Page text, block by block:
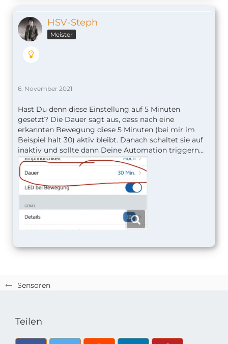
Sensoren
HSV-Steph
Meister
6. November 2021
Hast Du denn diese Einstellung auf 5 Minuten
gesetzt? Die Dauer sagt aus, dass nach eine
erkannten Bewegung diese 5 Minuten (bei mir im
Beispiel halt 30) aktiv bleibt. Danach schaltet sie auf
inaktiv und sollte dann Deine Automation triggern…
Teilen